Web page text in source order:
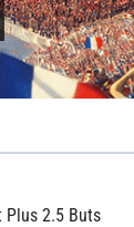
Plus 2.5 Buts